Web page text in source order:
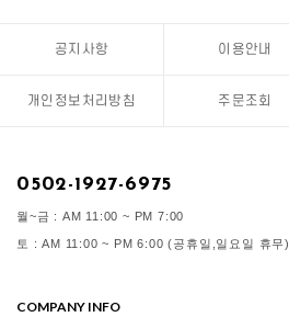
공지사항 이용안내
개인정보처리방침 주문조회
0502-1927-6975
월~금 : AM 11:00 ~ PM 7:00
토 : AM 11:00 ~ PM 6:00 (공휴일,일요일 휴무)
COMPANY INFO